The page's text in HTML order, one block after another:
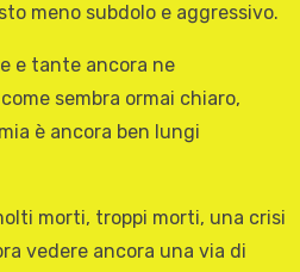
meno subdolo e aggressivo.
e tante ancora ne
sembra ormai chiaro,
è ancora ben lungi
morti, troppi morti, una crisi
vedere ancora una via di